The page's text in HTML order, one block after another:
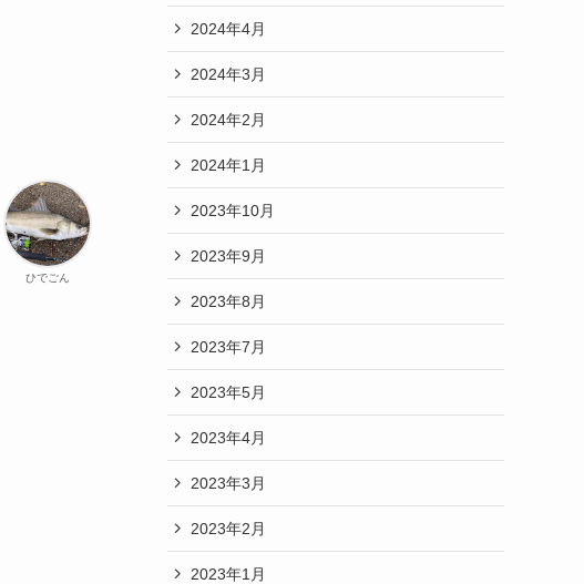
ひでごん
2024年4月
2024年3月
2024年2月
2024年1月
2023年10月
2023年9月
2023年8月
2023年7月
2023年5月
2023年4月
2023年3月
2023年2月
2023年1月